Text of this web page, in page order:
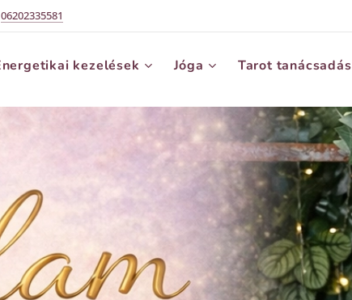
06202335581
kezelések Jóga Tarot tanácsadás